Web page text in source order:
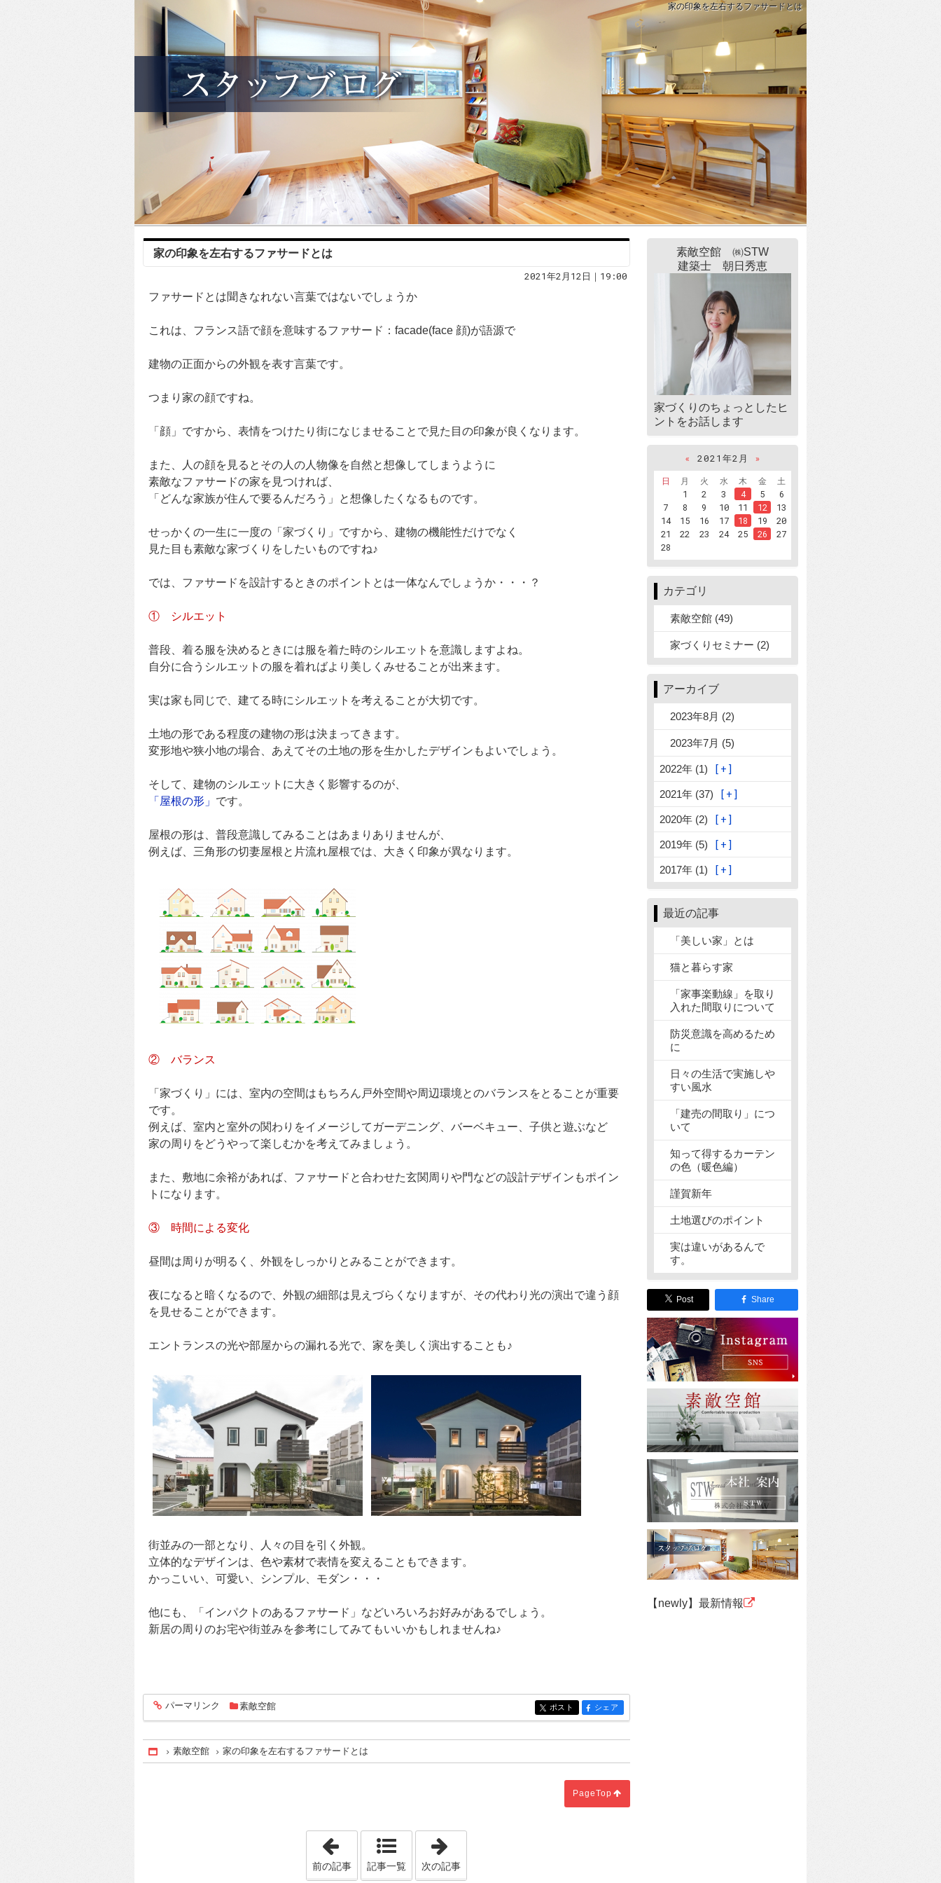
家の印象を左右するファサードとは
家の印象を左右するファサードとは
2021年2月12日｜19:00
ファサードとは聞きなれない言葉ではないでしょうか
これは、フランス語で顔を意味するファサード：facade(face 顔)が語源で
建物の正面からの外観を表す言葉です。
つまり家の顔ですね。
「顔」ですから、表情をつけたり街になじませることで見た目の印象が良くなります。
また、人の顔を見るとその人の人物像を自然と想像してしまうように
素敵なファサードの家を見つければ、
「どんな家族が住んで要るんだろう」と想像したくなるものです。
せっかくの一生に一度の「家づくり」ですから、建物の機能性だけでなく
見た目も素敵な家づくりをしたいものですね♪
では、ファサードを設計するときのポイントとは一体なんでしょうか・・・？
① シルエット
普段、着る服を決めるときには服を着た時のシルエットを意識しますよね。
自分に合うシルエットの服を着ればより美しくみせることが出来ます。
実は家も同じで、建てる時にシルエットを考えることが大切です。
土地の形である程度の建物の形は決まってきます。
変形地や狭小地の場合、あえてその土地の形を生かしたデザインもよいでしょう。
そして、建物のシルエットに大きく影響するのが、
「屋根の形」 です。
屋根の形は、普段意識してみることはあまりありませんが、
例えば、三角形の切妻屋根と片流れ屋根では、大きく印象が異なります。
② バランス
「家づくり」には、室内の空間はもちろん戸外空間や周辺環境とのバランスをとることが重要
です。
例えば、室内と室外の関わりをイメージしてガーデニング、バーベキュー、子供と遊ぶなど
家の周りをどうやって楽しむかを考えてみましょう。
また、敷地に余裕があれば、ファサードと合わせた玄関周りや門などの設計デザインもポイン
トになります。
③ 時間による変化
昼間は周りが明るく、外観をしっかりとみることができます。
夜になると暗くなるので、外観の細部は見えづらくなりますが、その代わり光の演出で違う顔
を見せることができます。
エントランスの光や部屋からの漏れる光で、家を美しく演出することも♪
街並みの一部となり、人々の目を引く外観。
立体的なデザインは、色や素材で表情を変えることもできます。
かっこいい、可愛い、シンプル、モダン・・・
他にも、「インパクトのあるファサード」などいろいろお好みがあるでしょう。
新居の周りのお宅や街並みを参考にしてみてもいいかもしれませんね♪
entry184
パーマリンク 素敵空館 entry184
ポスト entry184
シェア
Home
素敵空館 家の印象を左右するファサードとは
PageTop
「ほったらかしでできる！光熱費の超節約術！」
前の記事 記事一覧 次の記事
素敵空館 ㈱STW
建築士 朝日秀恵
家づくりのちょっとしたヒ
ントをお話します
« 2021年2月
»
日
月 火 水 木 金
土
1
2 3 4 5
6
7
8 9 10 11 12
13
14
15 16 17 18 19
20
21
22 23 24 25 26
27
28
カテゴリ
素敵空館 (49)
家づくりセミナー (2)
アーカイブ
2023年8月 (2)
2023年7月 (5)
2022年 (1)
2021年 (37)
2020年 (2)
2019年 (5)
2017年 (1)
最近の記事
「美しい家」とは
猫と暮らす家
「家事楽動線」を取り
入れた間取りについて
防災意識を高めるため
に
日々の生活で実施しや
すい風水
「建売の間取り」につ
いて
知って得するカーテン
の色（暖色編）
謹賀新年
土地選びのポイント
実は違いがあるんで
す。
Post Share
【newly】最新情報